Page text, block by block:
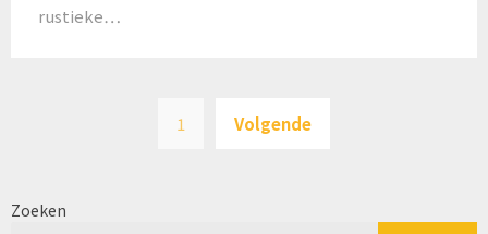
rustieke…
paginering
1 Volgende
Zoeken